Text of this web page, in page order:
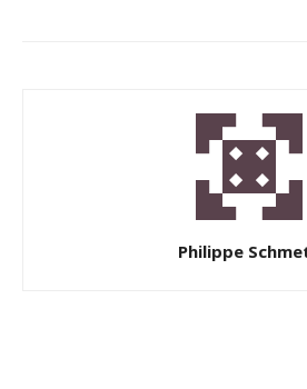
Philippe